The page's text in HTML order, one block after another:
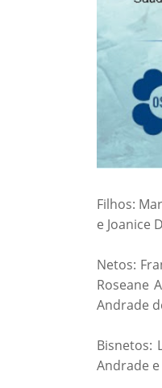
Filhos:
e Joanice
Netos:
Roseane
Andrade
Bisnetos:
Andrade